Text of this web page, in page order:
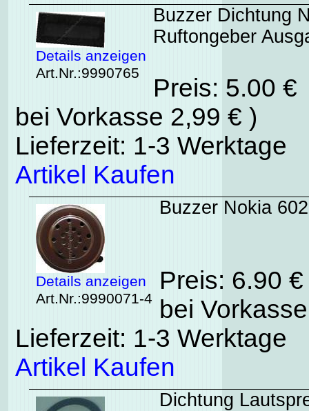
Details anzeigen
Art.Nr.:9990765
Buzzer Dichtung
Ruftongeber
Preis: 5.00
bei Vorkasse 2,99 € )
Lieferzeit: 1-3 Werktage
Artikel Kaufen
Details anzeigen
Art.Nr.:9990071-4
Buzzer Nokia
Preis: 6.90
bei
Lieferzeit: 1-3 Werktage
Artikel Kaufen
Dichtung